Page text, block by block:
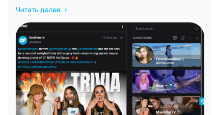
Читать далее